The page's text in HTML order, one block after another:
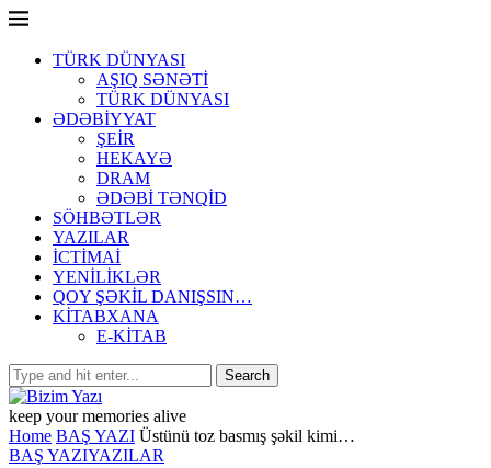
TÜRK DÜNYASI
AŞIQ SƏNƏTİ
TÜRK DÜNYASI
ƏDƏBİYYAT
ŞEİR
HEKAYƏ
DRAM
ƏDƏBİ TƏNQİD
SÖHBƏTLƏR
YAZILAR
İCTİMAİ
YENİLİKLƏR
QOY ŞƏKİL DANIŞSIN…
KİTABXANA
E-KİTAB
keep your memories alive
Home BAŞ YAZI Üstünü toz basmış şəkil kimi…
BAŞ YAZIYAZILAR